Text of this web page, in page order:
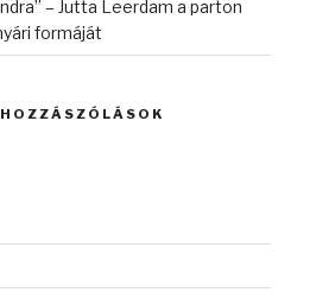
– Jutta Leerdam a parton
formáját